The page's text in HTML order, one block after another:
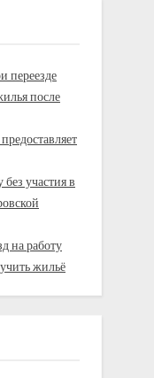
переезде
после
участия в
на работу
жильё